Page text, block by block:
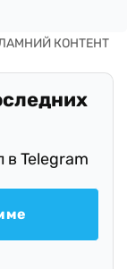
Telegram